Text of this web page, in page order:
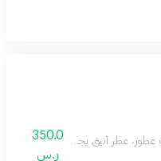
عطر أنيق يجمع بين الروائح
350.0
ر.س